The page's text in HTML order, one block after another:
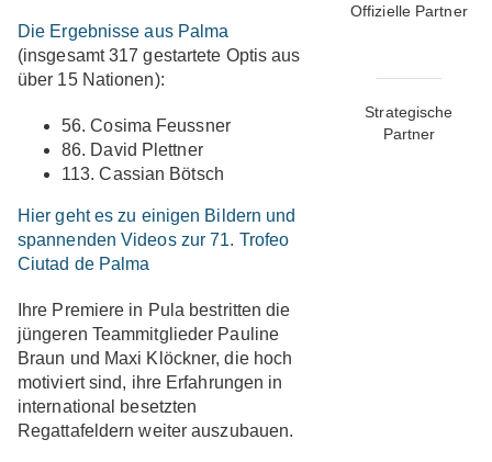
Die Ergebnisse aus Palma
(insgesamt 317 gestartete Optis aus
über 15 Nationen):
56. Cosima Feussner
86. David Plettner
113. Cassian Bötsch
Hier geht es zu einigen Bildern und
spannenden Videos zur 71. Trofeo
Ciutad de Palma
Ihre Premiere in Pula bestritten die
jüngeren Teammitglieder Pauline
Braun und Maxi Klöckner, die hoch
motiviert sind, ihre Erfahrungen in
international besetzten
Regattafeldern weiter auszubauen.
Offizielle Partner
Strategische
Partner